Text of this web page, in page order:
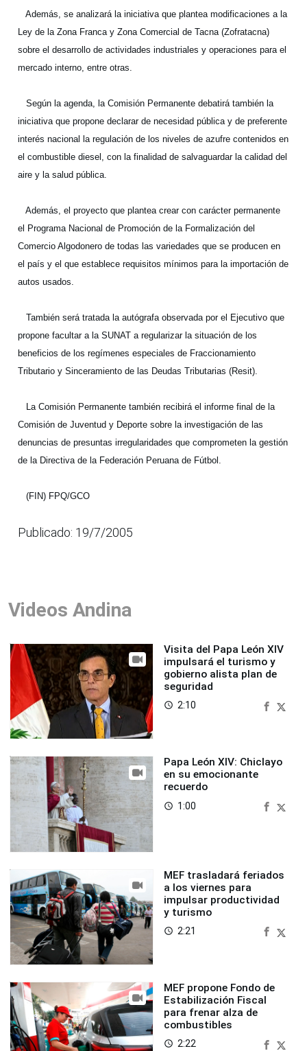
Además, se analizará la iniciativa que plantea modificaciones a la
Ley de la Zona Franca y Zona Comercial de Tacna (Zofratacna)
sobre el desarrollo de actividades industriales y operaciones para el
mercado interno, entre otras.
Según la agenda, la Comisión Permanente debatirá también la
iniciativa que propone declarar de necesidad pública y de preferente
interés nacional la regulación de los niveles de azufre contenidos en
el combustible diesel, con la finalidad de salvaguardar la calidad del
aire y la salud pública.
Además, el proyecto que plantea crear con carácter permanente
el Programa Nacional de Promoción de la Formalización del
Comercio Algodonero de todas las variedades que se producen en
el país y el que establece requisitos mínimos para la importación de
autos usados.
También será tratada la autógrafa observada por el Ejecutivo que
propone facultar a la SUNAT a regularizar la situación de los
beneficios de los regímenes especiales de Fraccionamiento
Tributario y Sinceramiento de las Deudas Tributarias (Resit).
La Comisión Permanente también recibirá el informe final de la
Comisión de Juventud y Deporte sobre la investigación de las
denuncias de presuntas irregularidades que comprometen la gestión
de la Directiva de la Federación Peruana de Fútbol.
(FIN) FPQ/GCO
Publicado: 19/7/2005
Videos Andina
Visita del Papa León XIV
impulsará el turismo y
gobierno alista plan de
seguridad
access_time 2:10
Papa León XIV: Chiclayo
en su emocionante
recuerdo
access_time 1:00
MEF trasladará feriados
a los viernes para
impulsar productividad
y turismo
access_time 2:21
MEF propone Fondo de
Estabilización Fiscal
para frenar alza de
combustibles
access_time 2:22